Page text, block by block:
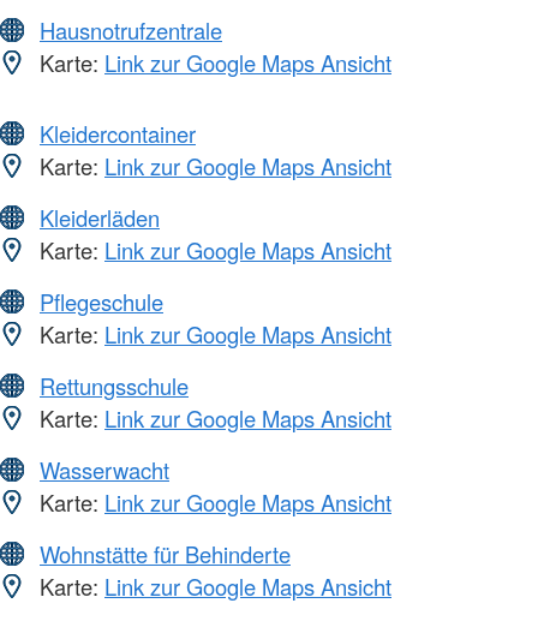
Hausnotrufzentrale
Karte: Link zur Google Maps Ansicht
Kleidercontainer
Karte: Link zur Google Maps Ansicht
Kleiderläden
Karte: Link zur Google Maps Ansicht
Pflegeschule
Karte: Link zur Google Maps Ansicht
Rettungsschule
Karte: Link zur Google Maps Ansicht
Wasserwacht
Karte: Link zur Google Maps Ansicht
Wohnstätte für Behinderte
Karte: Link zur Google Maps Ansicht